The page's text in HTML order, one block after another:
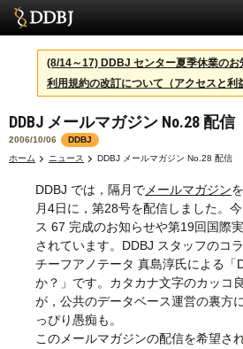
サービス
スパコン
統計
活動
センターについて
利用規約
問合せ
(8/14～17) DDBJ センター夏季休業のお
利用規約の改訂について（アクセスと利
DDBJ メールマガジン No.28 配信
2006/10/06
DDBJ
ホーム
ニュース DDBJ メールマガジン No.28 配信
DDBJ では，隔月で メールマガジン
月4日に，第28号を配信しました。
ス 67 完成のお知らせや第19回国際
されています。DDBJ スタッフのコ
チーフアノテータ 真島淳氏による「
か？」です。カタカナ文字のカッコ
が，公共のデータベース運営の裏方
っぴり愚痴も。
このメールマガジンの配信を希望さ